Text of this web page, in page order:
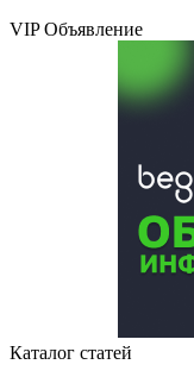
VIP Объявление
Каталог статей